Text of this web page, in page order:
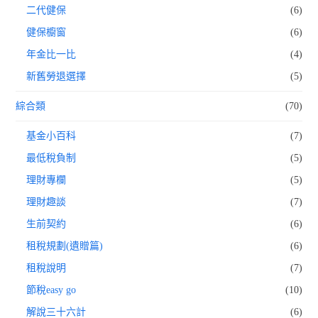
二代健保 (6)
健保櫥窗 (6)
年金比一比 (4)
新舊勞退選擇 (5)
綜合類 (70)
基金小百科 (7)
最低稅負制 (5)
理財專欄 (5)
理財趣談 (7)
生前契約 (6)
租稅規劃(遺贈篇) (6)
租稅說明 (7)
節稅easy go (10)
解說三十六計 (6)